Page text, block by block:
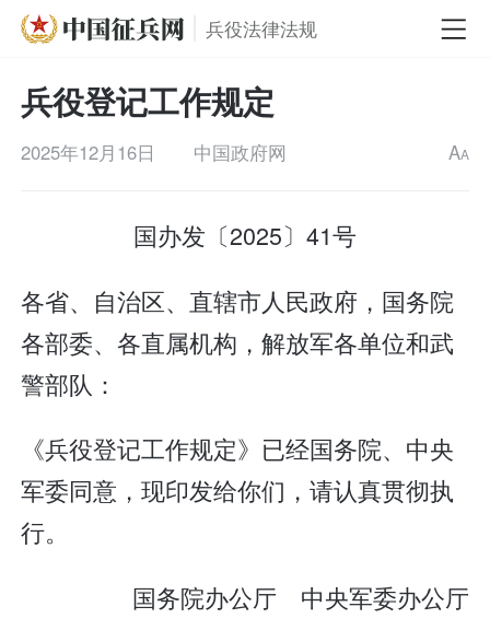
兵役法律法规
兵役登记工作规定
2025年12月16日 中国政府网 AA
国办发〔2025〕41号
各省、自治区、直辖市人民政府，国务院
各部委、各直属机构，解放军各单位和武
警部队：
《兵役登记工作规定》已经国务院、中央
军委同意，现印发给你们，请认真贯彻执
行。
国务院办公厅 中央军委办公厅